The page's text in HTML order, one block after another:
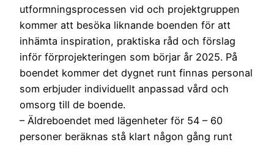
utformningsprocessen vid och projektgruppen
kommer att besöka liknande boenden för att
inhämta inspiration, praktiska råd och förslag
inför förprojekteringen som börjar år 2025. På
boendet kommer det dygnet runt finnas personal
som erbjuder individuellt anpassad vård och
omsorg till de boende.
– Äldreboendet med lägenheter för 54 – 60
personer beräknas stå klart någon gång runt